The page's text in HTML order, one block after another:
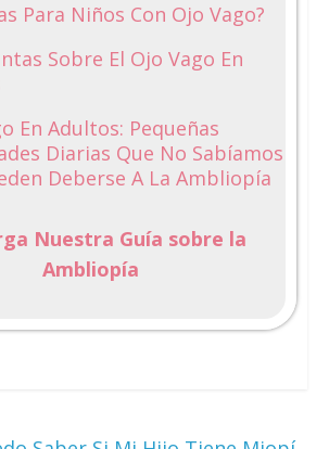
Para Niños Con Ojo Vago?
Sobre El Ojo Vago En
En Adultos: Pequeñas
Diarias Que No Sabíamos
Deberse A La Ambliopía
Nuestra Guía sobre la
Ambliopía